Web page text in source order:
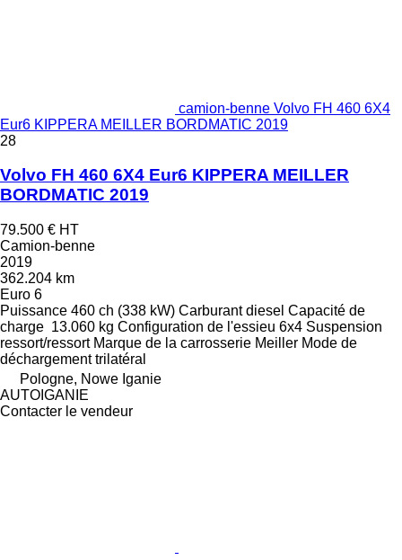
camion-benne Volvo FH 460 6X4
Eur6 KIPPERA MEILLER BORDMATIC 2019
28
Volvo FH 460 6X4 Eur6 KIPPERA MEILLER
BORDMATIC 2019
79.500 € HT
Camion-benne
2019
362.204 km
Euro 6
Puissance 460 ch (338 kW) Carburant diesel Capacité de
charge 13.060 kg Configuration de l'essieu 6x4 Suspension
ressort/ressort Marque de la carrosserie Meiller Mode de
déchargement trilatéral
Pologne, Nowe Iganie
AUTOIGANIE
Contacter le vendeur